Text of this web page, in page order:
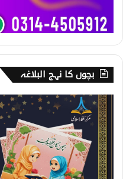
بچوں کا نہج البلاغہ